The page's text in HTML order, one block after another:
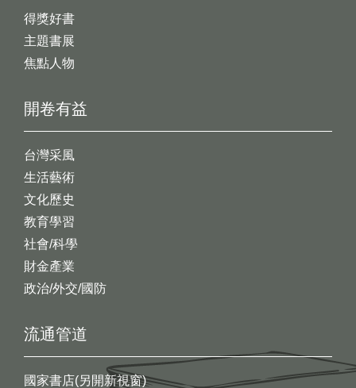
開卷有益
台灣采風
生活藝術
文化歷史
教育學習
社會/科學
財金產業
政治/外交/國防
得獎好書
主題書展
焦點人物
流通管道
國家書店(另開新視窗)